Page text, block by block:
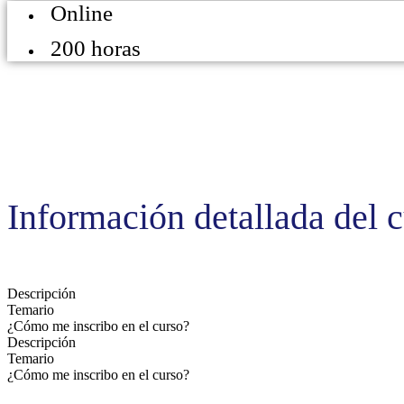
Online
200 horas
Información detallada del
Descripción
Temario
¿Cómo me inscribo en el curso?
Descripción
Temario
¿Cómo me inscribo en el curso?